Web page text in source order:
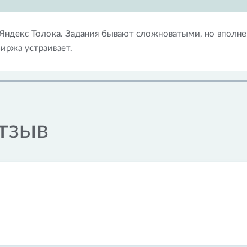
Яндекс Толока. Задания бывают сложноватыми, но вполне
устраивает.